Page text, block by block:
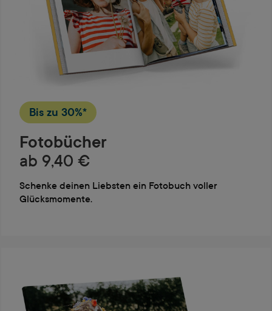
Bis zu 30%*
Fotobücher
ab 9,40 €
Schenke deinen Liebsten ein Fotobuch voller
Glücksmomente.